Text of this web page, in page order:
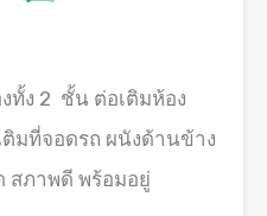
ทั้ง 2 ชั้น ต่อเติมห้อง
มที่จอดรถ ผนังด้านข้าง
สภาพดี พร้อมอยู่